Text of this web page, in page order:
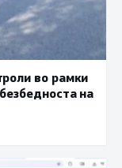
во рамки
на